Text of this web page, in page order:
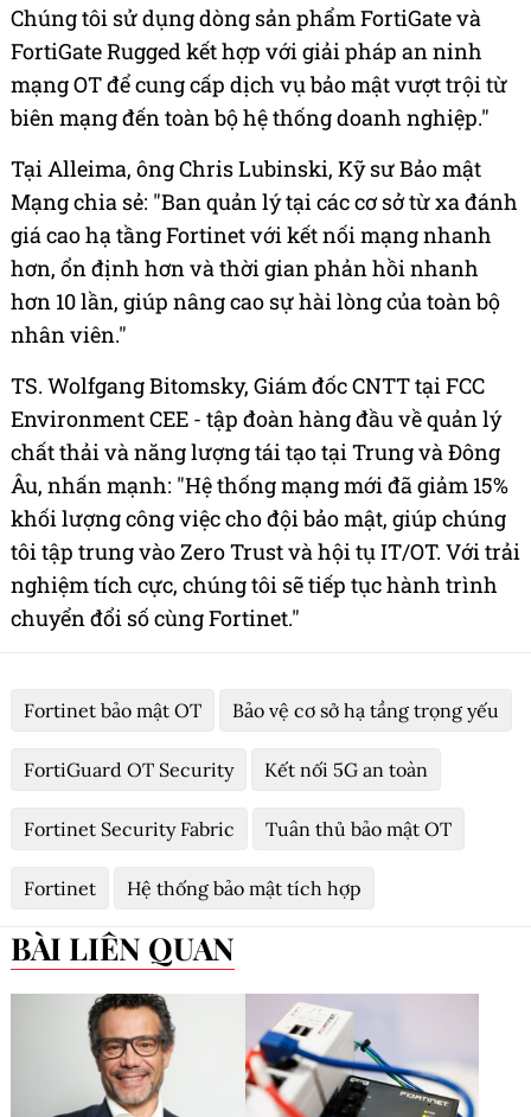
Chúng tôi sử dụng dòng sản phẩm FortiGate và
FortiGate Rugged kết hợp với giải pháp an ninh
mạng OT để cung cấp dịch vụ bảo mật vượt trội từ
biên mạng đến toàn bộ hệ thống doanh nghiệp."
Tại Alleima, ông Chris Lubinski, Kỹ sư Bảo mật
Mạng chia sẻ: "Ban quản lý tại các cơ sở từ xa đánh
giá cao hạ tầng Fortinet với kết nối mạng nhanh
hơn, ổn định hơn và thời gian phản hồi nhanh
hơn 10 lần, giúp nâng cao sự hài lòng của toàn bộ
nhân viên."
TS. Wolfgang Bitomsky, Giám đốc CNTT tại FCC
Environment CEE - tập đoàn hàng đầu về quản lý
chất thải và năng lượng tái tạo tại Trung và Đông
Âu, nhấn mạnh: "Hệ thống mạng mới đã giảm 15%
khối lượng công việc cho đội bảo mật, giúp chúng
tôi tập trung vào Zero Trust và hội tụ IT/OT. Với trải
nghiệm tích cực, chúng tôi sẽ tiếp tục hành trình
chuyển đổi số cùng Fortinet."
Fortinet bảo mật OT Bảo vệ cơ sở hạ tầng trọng yếu
FortiGuard OT Security Kết nối 5G an toàn
Fortinet Security Fabric Tuân thủ bảo mật OT
Fortinet Hệ thống bảo mật tích hợp
BÀI LIÊN QUAN